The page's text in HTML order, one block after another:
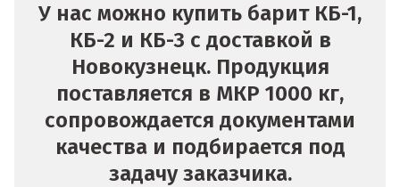
У нас можно купить барит КБ-1,
КБ-2 и КБ-3 с доставкой в
Новокузнецк. Продукция
поставляется в МКР 1000 кг,
сопровождается документами
качества и подбирается под
задачу заказчика.